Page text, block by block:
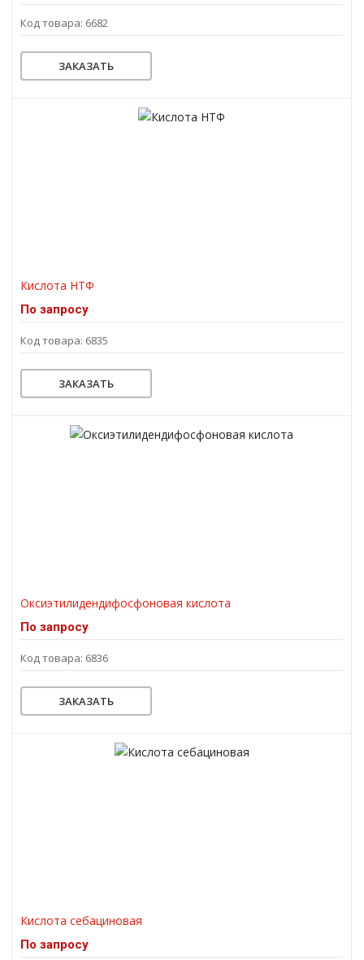
Код товара: 6682
ЗАКАЗАТЬ
Кислота НТФ
По запросу
Код товара: 6835
ЗАКАЗАТЬ
Оксиэтилидендифосфоновая кислота
По запросу
Код товара: 6836
ЗАКАЗАТЬ
Кислота себациновая
По запросу